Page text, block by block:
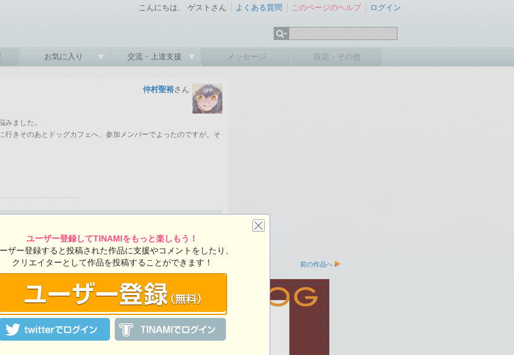
こんにちは、 ゲストさん よくある質問 このページのヘルプ ログイン
お気に入り 交流・上達支援 メッセージ 設定・その他
仲村聖裕さん
みました。
行きそのあとドッグカフェへ、参加メンバーでよったのですが。そ
2010-02-20 23:04:53 投稿 ／ 720×770ピクセル
仲村聖裕さんの投稿作品一覧 前の作品へ
ー数：1212
ユーザー登録してTINAMIをもっと楽しもう！
ザー登録すると投稿された作品に支援やコメントをしたり、
クリエイターとして作品を投稿することができます！